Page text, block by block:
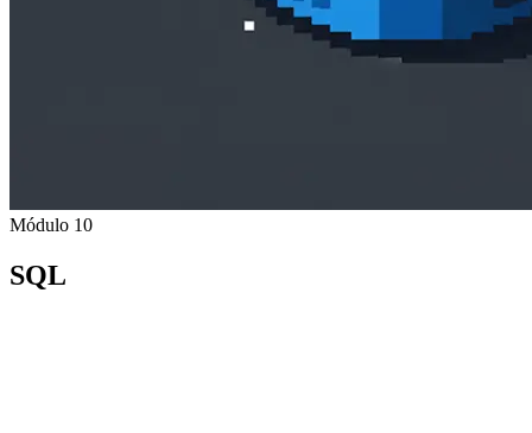
Módulo 10
SQL